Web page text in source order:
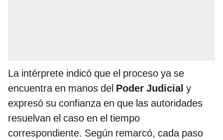
La intérprete indicó que el proceso ya se
encuentra en manos del Poder Judicial y
expresó su confianza en que las autoridades
resuelvan el caso en el tiempo
correspondiente. Según remarcó, cada paso